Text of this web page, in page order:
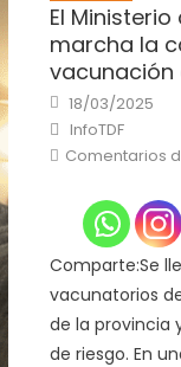
El
marcha la
vacunación
Posted
on
18/03/2025
Author
InfoTDF
Comentarios
Comparte:Se
vacunatorios
de la provincia
de riesgo. En